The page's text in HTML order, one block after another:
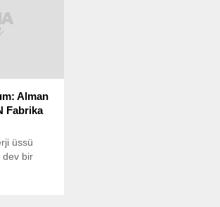
Alman
Fabrika
üssü
dev bir
gelen